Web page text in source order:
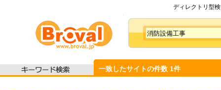
ディレクトリ型
一致したサイトの件数 1件